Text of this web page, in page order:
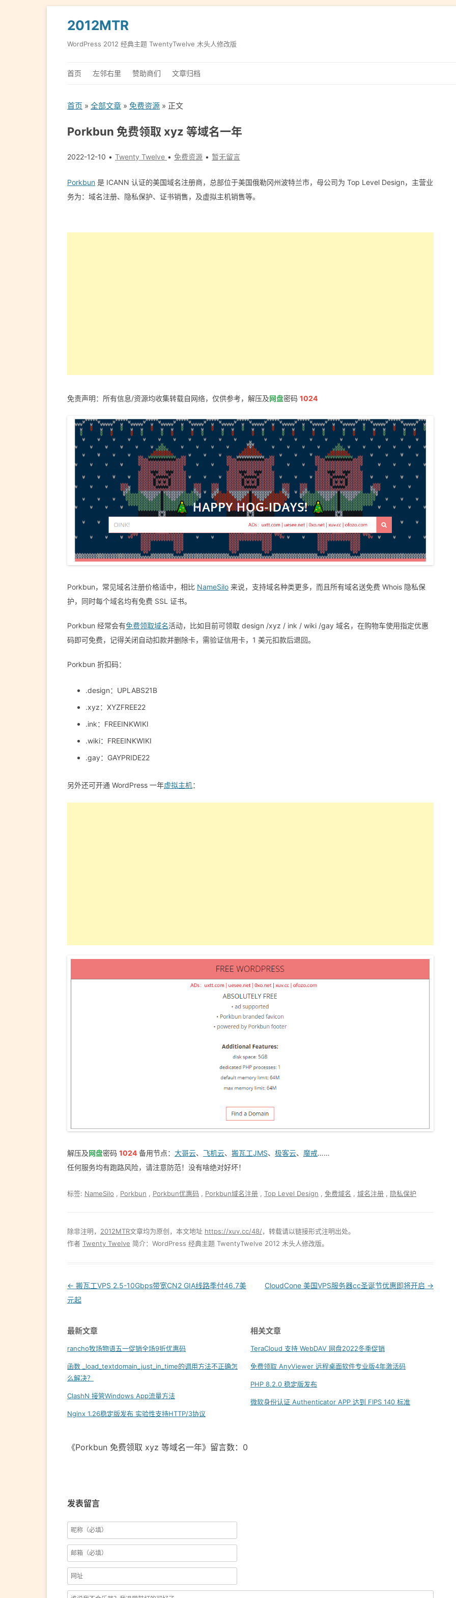
2012MTR
WordPress 2012 经典主题 TwentyTwelve 木头人修改版
首页 左邻右里 赞助商们 文章归档
首页 » 全部文章 » 免费资源 » 正文
Porkbun 免费领取 xyz 等域名一年
2022-12-10 Twenty Twelve 免费资源 暂无留言
Porkbun 是 ICANN 认证的美国域名注册商，总部位于美国俄勒冈州波特兰市，母公司为 Top Level Design，主营业
务为：域名注册、隐私保护、证书销售，及虚拟主机销售等。
免责声明：所有信息/资源均收集转载自网络，仅供参考，解压及网盘密码 1024
Porkbun，常见域名注册价格适中，相比 NameSilo 来说，支持域名种类更多，而且所有域名送免费 Whois 隐私保
护，同时每个域名均有免费 SSL 证书。
Porkbun 经常会有免费领取域名活动，比如目前可领取 design /xyz / ink / wiki /gay 域名，在购物车使用指定优惠
码即可免费，记得关闭自动扣款并删除卡，需验证信用卡，1 美元扣款后退回。
Porkbun 折扣码：
.design：UPLABS21B
.xyz：XYZFREE22
.ink：FREEINKWIKI
.wiki：FREEINKWIKI
.gay：GAYPRIDE22
另外还可开通 WordPress 一年虚拟主机：
解压及网盘密码 1024 备用节点： 大哥云、 飞机云、 搬瓦工JMS、 极客云、 魔戒……
任何服务均有跑路风险，请注意防范！没有啥绝对好坏！
标签: NameSilo Porkbun Porkbun优惠码 Porkbun域名注册 Top Level Design 免费域名 域名注册 隐私保护
除非注明， 2012MTR文章均为原创，本文地址 https://xuv.cc/48/，转载请以链接形式注明出处。
作者 Twenty Twelve 简介：WordPress 经典主题 TwentyTwelve 2012 木头人修改版。
Post
navigation
← 搬瓦工VPS 2.5-10Gbps带宽CN2 GIA线路季付46.7美
元起
CloudCone 美国VPS服务器cc圣诞节优惠即将开启 →
最新文章
rancho牧场物语五一促销全场9折优惠码
函数 _load_textdomain_just_in_time的调用方法不正确怎
么解决？
ClashN 接管Windows App流量方法
Nginx 1.26稳定版发布 实验性支持HTTP/3协议
相关文章
TeraCloud 支持 WebDAV 网盘2022冬季促销
免费领取 AnyViewer 远程桌面软件专业版4年激活码
PHP 8.2.0 稳定版发布
微软身份认证 Authenticator APP 达到 FIPS 140 标准
《Porkbun 免费领取 xyz 等域名一年》留言数：0
发表留言